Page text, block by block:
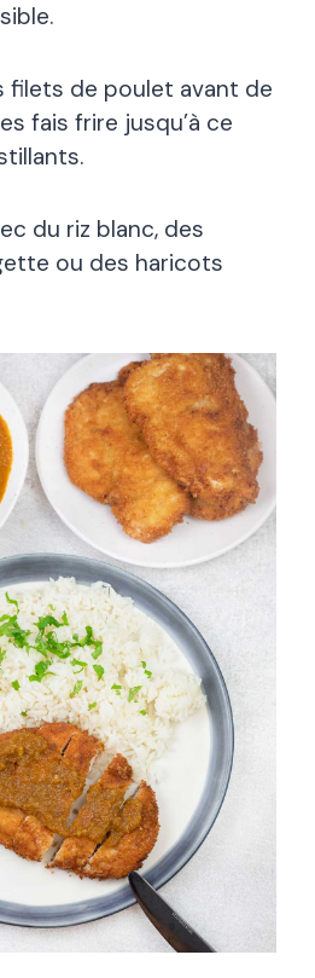
filets de poulet avant de
fais frire jusqu’à ce
du riz blanc, des
ou des haricots